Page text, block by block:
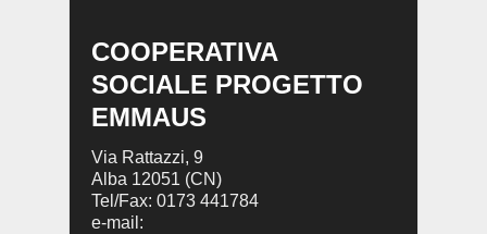
COOPERATIVA
SOCIALE PROGETTO
EMMAUS
Via Rattazzi, 9
Alba 12051 (CN)
Tel/Fax: 0173 441784
e-mail: